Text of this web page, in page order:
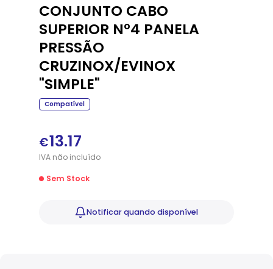
CONJUNTO CABO
SUPERIOR Nº4 PANELA
PRESSÃO
CRUZINOX/EVINOX
"SIMPLE"
Compatível
€13.17
IVAnãoincluído
Sem Stock
Notificarquando disponível